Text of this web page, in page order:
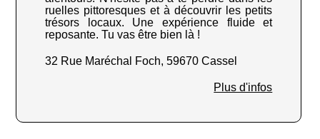
ruelles pittoresques et à découvrir les petits
trésors locaux. Une expérience fluide et
reposante. Tu vas être bien là !
32 Rue Maréchal Foch, 59670 Cassel
Plus d'infos